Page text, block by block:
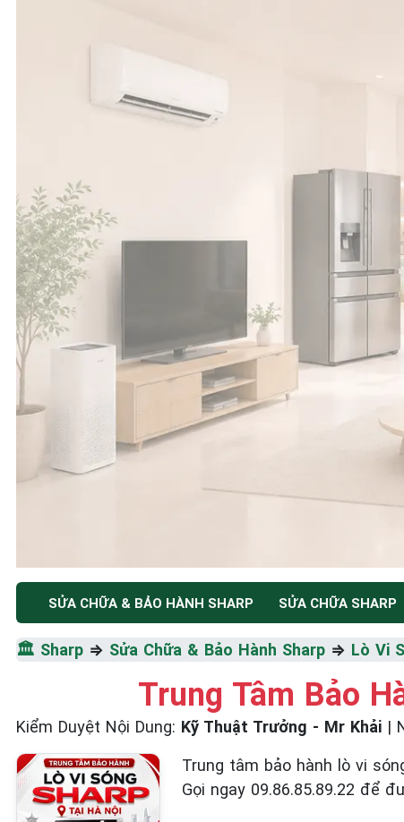
TRUNG TÂM BẢO HÀNH ĐIỆN MÁY HÀ NỘI
SỬA CHỮA & BẢO
SHARP
Tốc Độ Tối Đa • Chất Lượng Tối Ưu • Chi Phí Tối
☎️ 09.86.85.89.22
SỬA CHỮA & BẢO HÀNH SHARP SỬA CHỮA SHARP
🏛️ Sharp ⇒ Sửa Chữa & Bảo Hành Sharp ⇒ Lò Vi
Trung Tâm Bảo
Kiểm Duyệt Nội Dung: Kỹ Thuật Trưởng - Mr Khải |
Trung tâm bảo hành lò vi
Gọi ngay 09.86.85.89.22 để